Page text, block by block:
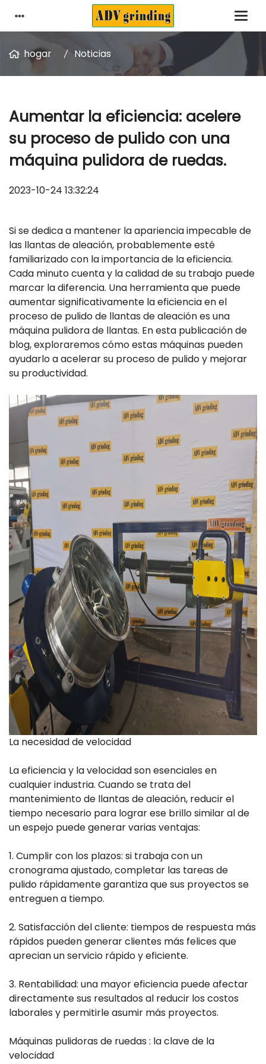
hogar Noticias
Aumentar la eficiencia: acelere
su proceso de pulido con una
máquina pulidora de ruedas.
2023-10-24 13:32:24
Si se dedica a mantener la apariencia impecable de
las llantas de aleación, probablemente esté
familiarizado con la importancia de la eficiencia.
Cada minuto cuenta y la calidad de su trabajo puede
marcar la diferencia. Una herramienta que puede
aumentar significativamente la eficiencia en el
proceso de pulido de llantas de aleación es una
máquina pulidora de llantas. En esta publicación de
blog, exploraremos cómo estas máquinas pueden
ayudarlo a acelerar su proceso de pulido y mejorar
su productividad.
La necesidad de velocidad
La eficiencia y la velocidad son esenciales en
cualquier industria. Cuando se trata del
mantenimiento de llantas de aleación, reducir el
tiempo necesario para lograr ese brillo similar al de
un espejo puede generar varias ventajas:
1. Cumplir con los plazos: si trabaja con un
cronograma ajustado, completar las tareas de
pulido rápidamente garantiza que sus proyectos se
entreguen a tiempo.
2. Satisfacción del cliente: tiempos de respuesta más
rápidos pueden generar clientes más felices que
aprecian un servicio rápido y eficiente.
3. Rentabilidad: una mayor eficiencia puede afectar
directamente sus resultados al reducir los costos
laborales y permitirle asumir más proyectos.
Máquinas pulidoras de ruedas : la clave de la
velocidad